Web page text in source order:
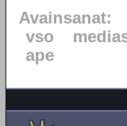
Avainsanat:
vso
ape